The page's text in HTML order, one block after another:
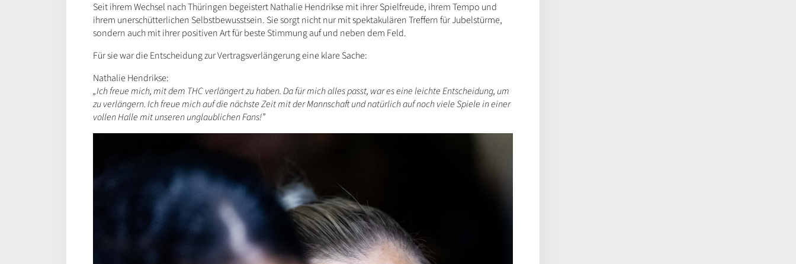
Seit ihrem Wechsel nach Thüringen begeistert Nathalie Hendrikse mit ihrer Spielfreude, ihrem Tempo und
ihrem unerschütterlichen Selbstbewusstsein. Sie sorgt nicht nur mit spektakulären Treffern für Jubelstürme,
sondern auch mit ihrer positiven Art für beste Stimmung auf und neben dem Feld.
Für sie war die Entscheidung zur Vertragsverlängerung eine klare Sache:
Nathalie Hendrikse:
„Ich freue mich, mit dem THC verlängert zu haben. Da für mich alles passt, war es eine leichte Entscheidung, um
zu verlängern. Ich freue mich auf die nächste Zeit mit der Mannschaft und natürlich auf noch viele Spiele in einer
vollen Halle mit unseren unglaublichen Fans!”